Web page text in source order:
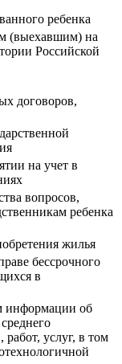
ребенка
(выехавшим) на
Российской
договоров,
на учет в
вопросов,
ребенка
жилья
бессрочного
в
информации об
работ, услуг, в том